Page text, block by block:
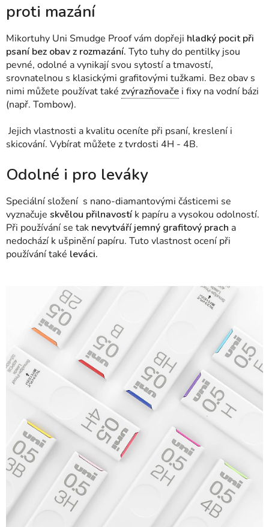
proti mazání
Mikortuhy Uni Smudge Proof vám dopřeji hladký pocit při
psaní bez obav z rozmazání. Tyto tuhy do pentilky jsou
pevné, odolné a vynikají svou sytostí a tmavostí,
srovnatelnou s klasickými grafitovými tužkami. Bez obav s
nimi můžete používat také zvýrazňovače i fixy na vodní bázi
(např. Tombow).
Jejich vlastnosti a kvalitu oceníte při psaní, kreslení i
skicování. Vybírat můžete z tvrdosti 4H - 4B.
Odolné i pro leváky
Speciální složení s nano-diamantovými částicemi se
vyznačuje skvělou přilnavostík papíru a vysokou odolností.
Při používání se tak nevytváří jemný grafitový prach a
nedochází k ušpinění papíru. Tuto vlastnost ocení při
používání také leváci.